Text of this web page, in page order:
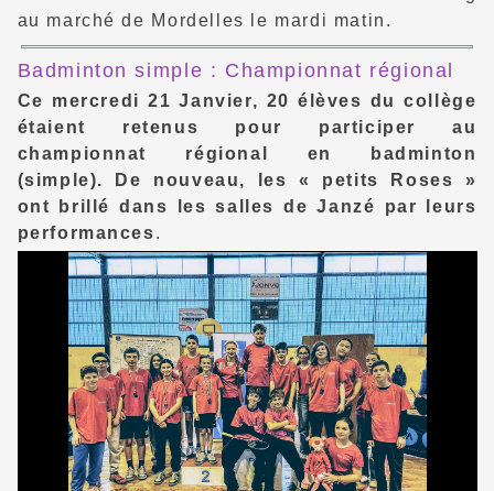
au marché de Mordelles le mardi matin.
Badminton simple : Championnat régional
Ce mercredi 21 Janvier, 20 élèves du collège
étaient retenus pour participer au
championnat régional en badminton
(simple). De nouveau, les « petits Roses »
ont brillé dans les salles de Janzé par leurs
performances.